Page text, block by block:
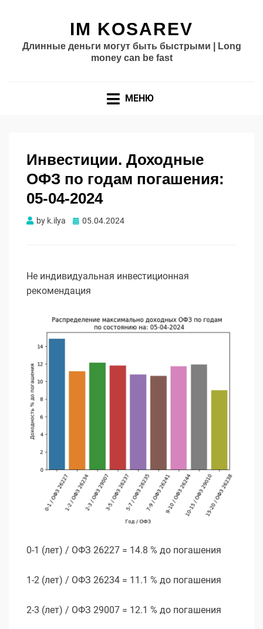
IM KOSAREV
Длинные деньги могут быть быстрыми | Long
money can be fast
МЕНЮ
Инвестиции. Доходные
ОФЗ по годам погашения:
05-04-2024
by k.ilya Опубликовано
05.04.2024
Не индивидуальная инвестиционная
рекомендация
0-1 (лет) / ОФЗ 26227 = 14.8 % до погашения
1-2 (лет) / ОФЗ 26234 = 11.1 % до погашения
2-3 (лет) / ОФЗ 29007 = 12.1 % до погашения